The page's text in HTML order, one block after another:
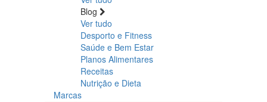
Blog
Ver tudo
Desporto e Fitness
Saúde e Bem Estar
Planos Alimentares
Receitas
Nutrição e Dieta
Marcas